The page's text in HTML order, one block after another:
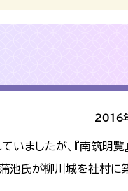
2016
いましたが、『南筑明覧
池氏が柳川城を社村に